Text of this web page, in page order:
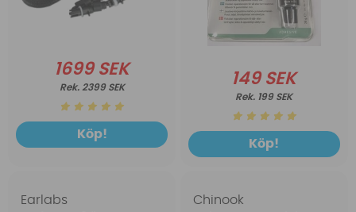
1699 SEK
2399 SEK
Köp!
149 SEK
199 SEK
Köp!
Earlabs Chinook